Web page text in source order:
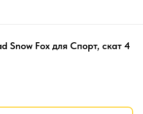
Snow Fox для Спорт, скат 4